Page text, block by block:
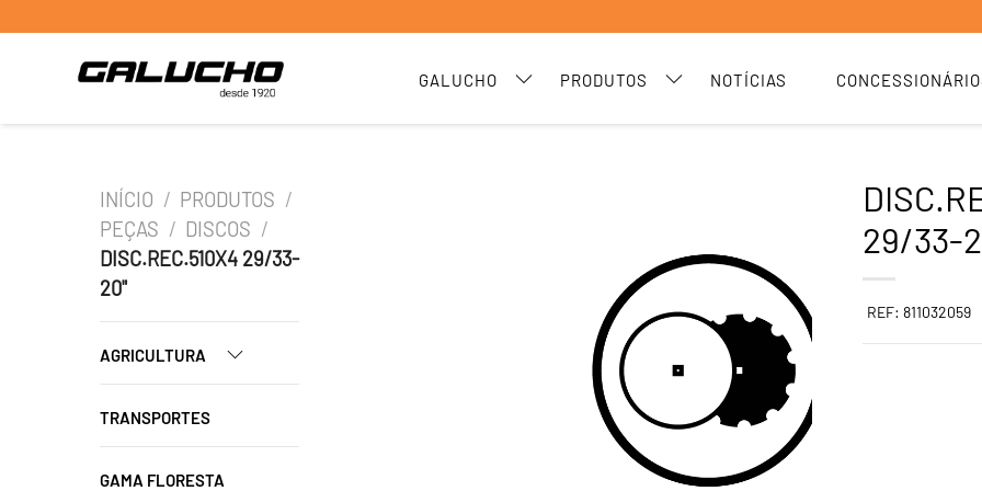
GALUCHO PRODUTOS NOTÍCIAS
INÍCIO / PRODUTOS /
PEÇAS / DISCOS /
DISC.REC.510X4 29/33-
20"
AGRICULTURA
TRANSPORTES
GAMA FLORESTA
29/33-
REF: 811032059